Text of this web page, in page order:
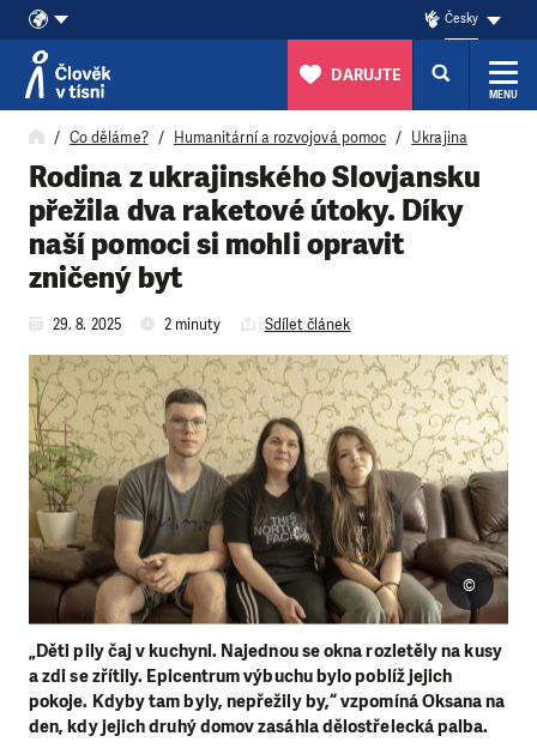
Přeskočit na obsah
Česky
DARUJTE
MENU
Co děláme? Humanitární a rozvojová pomoc Ukrajina
Rodina z ukrajinského Slovjansku
přežila dva raketové útoky. Díky
naší pomoci si mohli opravit
zničený byt
29. 8. 2025 2 minuty Sdílet článek
„Děti pily čaj v kuchyni. Najednou se okna rozletěly na kusy
a zdi se zřítily. Epicentrum výbuchu bylo poblíž jejich
pokoje. Kdyby tam byly, nepřežily by,“ vzpomíná Oksana na
den, kdy jejich druhý domov zasáhla dělostřelecká palba.
©